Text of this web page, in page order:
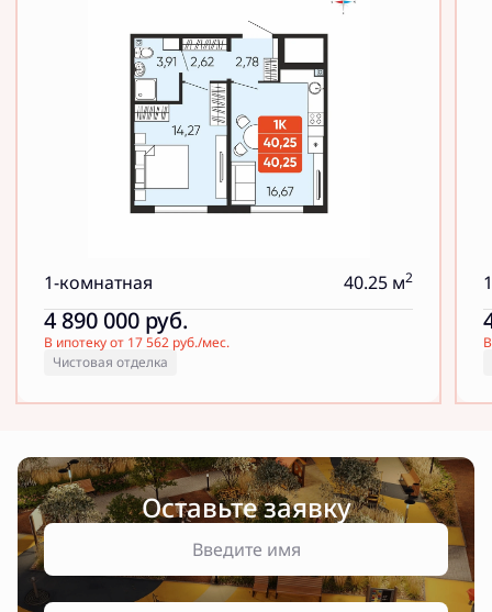
1-комнатная 40.25 м2
4 890 000 руб.
В ипотеку от 17 562 руб./мес.
Чистовая отделка
Оставьте заявку